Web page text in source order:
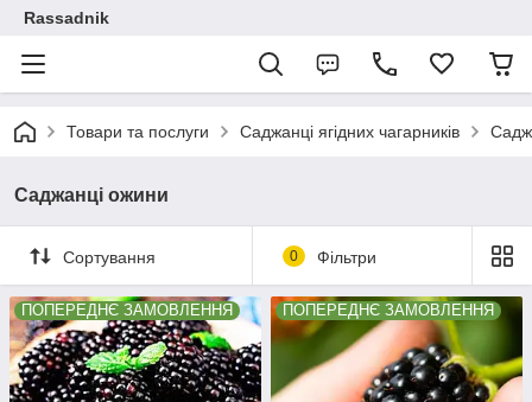
Rassadnik
Товари та послуги Саджанці ягідних чагарників
Саджанці ожини
Сортування 0 Фільтри
ПОПЕРЕДНЄ ЗАМОВЛЕННЯ ПОПЕРЕДНЄ ЗАМОВЛЕННЯ